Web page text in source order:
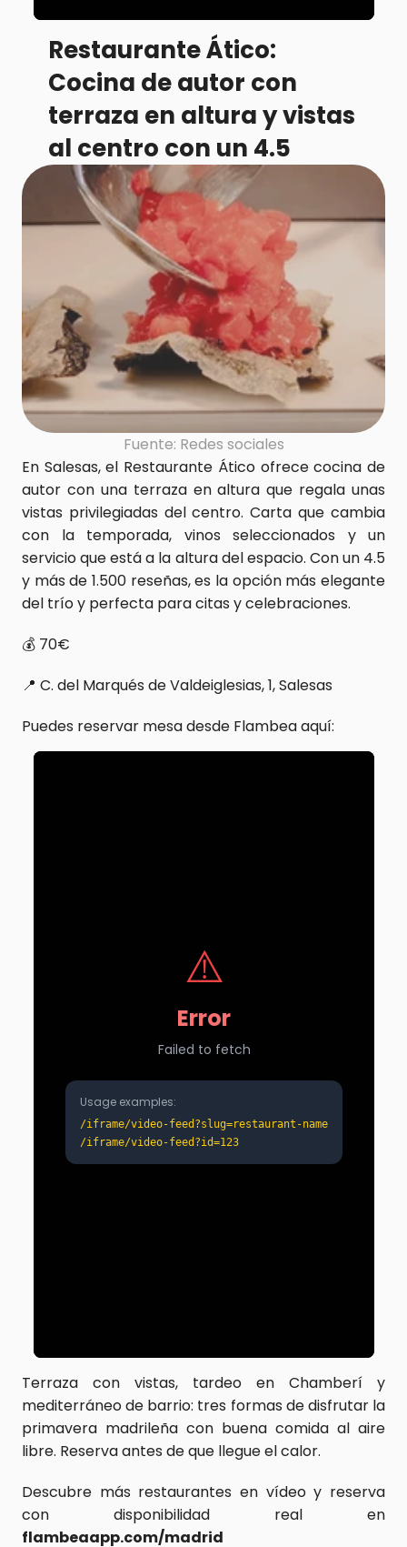
Restaurante Ático:
Cocina de autor con
terraza en altura y vistas
al centro con un 4.5
Fuente: Redes sociales
En Salesas, el Restaurante Ático ofrece cocina de
autor con una terraza en altura que regala unas
vistas privilegiadas del centro. Carta que cambia
con la temporada, vinos seleccionados y un
servicio que está a la altura del espacio. Con un 4.5
y más de 1.500 reseñas, es la opción más elegante
del trío y perfecta para citas y celebraciones.
💰 70€
📍 C. del Marqués de Valdeiglesias, 1, Salesas
Puedes reservar mesa desde Flambea aquí:
Terraza con vistas, tardeo en Chamberí y
mediterráneo de barrio: tres formas de disfrutar la
primavera madrileña con buena comida al aire
libre. Reserva antes de que llegue el calor.
Descubre más restaurantes en vídeo y reserva
flambeaapp.com/madrid